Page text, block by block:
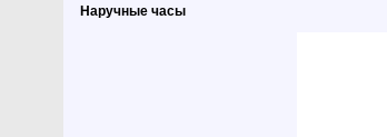
Наручные часы